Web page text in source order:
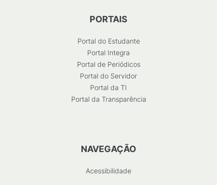
PORTAIS
Portal do Estudante
Portal Integra
Portal de Periódicos
Portal do Servidor
Portal da TI
Portal da Transparência
NAVEGAÇÃO
Acessibilidade